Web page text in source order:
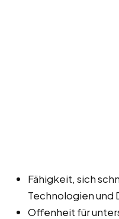
Fähigkeit, sich
Technologien und
Offenheit für